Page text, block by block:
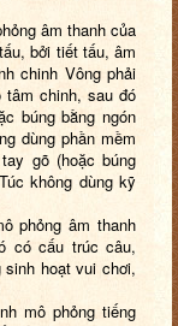
âm thanh của
bởi tiết tấu, âm
chinh Vông phải
tâm chinh, sau đó
búng bằng ngón
dùng phần mềm
gõ (hoặc búng
không dùng kỹ
phỏng âm thanh
có cấu trúc câu,
hoạt vui chơi,
mô phỏng tiếng